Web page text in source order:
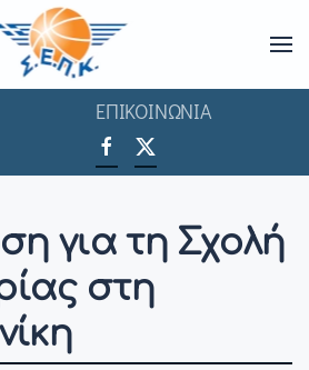
ΕΠΙΚΟΙΝΩΝΙΑ
για τη Σχολή
στη